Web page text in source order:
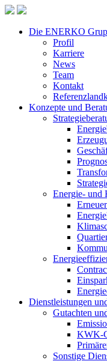
Die ENERKO
Profil
Karriere
News
Team
Kontakt
Konzepte und
Energie- und
Dienstleistungen
Gutachten
KWK-
Sonstige